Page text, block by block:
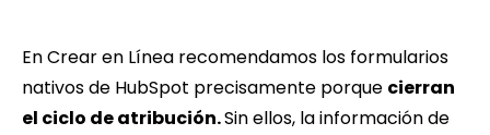
En Crear en Línea recomendamos los formularios
nativos de HubSpot precisamente porque cierran
el ciclo de atribución.Sin ellos, la información de